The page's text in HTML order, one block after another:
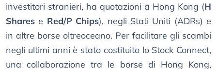
investitori stranieri, ha quotazioni a Hong Kong (H
Shares e Red/P Chips), negli Stati Uniti (ADRs) e
in altre borse oltreoceano. Per facilitare gli scambi
negli ultimi anni è stato costituito lo Stock Connect,
una collaborazione tra le borse di Hong Kong,